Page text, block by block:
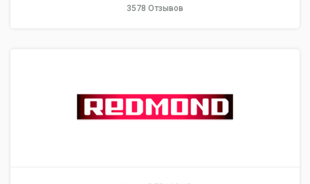
3578 Отзывов